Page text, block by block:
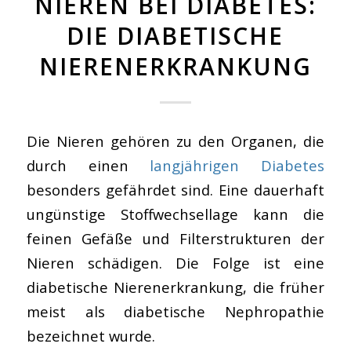
DIE DIABETISCHE
NIERENERKRANKUNG
Die Nieren gehören zu den Organen, die
durch einen langjährigen Diabetes
besonders gefährdet sind. Eine dauerhaft
ungünstige Stoffwechsellage kann die
feinen Gefäße und Filterstrukturen der
Nieren schädigen. Die Folge ist eine
diabetische Nierenerkrankung, die früher
meist als diabetische Nephropathie
bezeichnet wurde.